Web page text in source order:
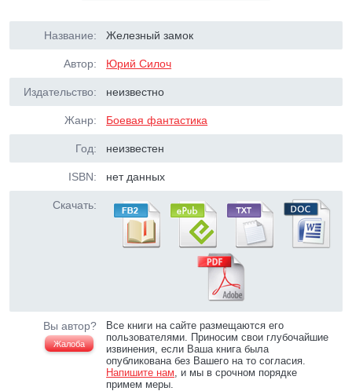
Название: Железный замок
Автор: Юрий Силоч
Издательство: неизвестно
Жанр: Боевая фантастика
Год: неизвестен
ISBN: нет данных
Скачать:
Вы автор?
Жалоба
Все книги на сайте размещаются его
пользователями. Приносим свои глубочайшие
извинения, если Ваша книга была
опубликована без Вашего на то согласия.
Напишите нам, и мы в срочном порядке
примем меры.